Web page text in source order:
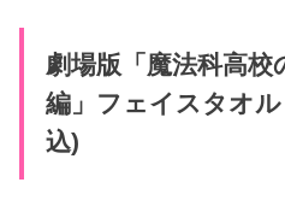
劇場版「魔法科高校
編」フェイスタオ
込)